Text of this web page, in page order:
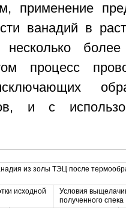
применение
ванадий в
несколько
процесс
и с
из золы ТЭЦ после
исходной
Условия
полученного спека